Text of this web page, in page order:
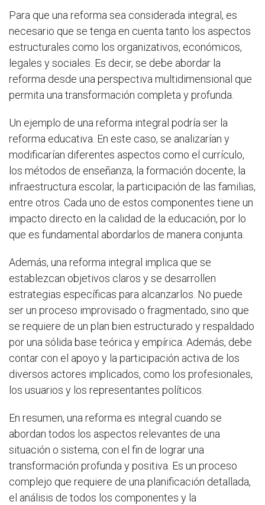
Para que una reforma sea considerada integral, es
necesario que se tenga en cuenta tanto los aspectos
estructurales como los organizativos, económicos,
legales y sociales. Es decir, se debe abordar la
reforma desde una perspectiva multidimensional que
permita una transformación completa y profunda.
Un ejemplo de una reforma integral podría ser la
reforma educativa. En este caso, se analizarían y
modificarían diferentes aspectos como el currículo,
los métodos de enseñanza, la formación docente, la
infraestructura escolar, la participación de las familias,
entre otros. Cada uno de estos componentes tiene un
impacto directo en la calidad de la educación, por lo
que es fundamental abordarlos de manera conjunta.
Además, una reforma integral implica que se
establezcan objetivos claros y se desarrollen
estrategias específicas para alcanzarlos. No puede
ser un proceso improvisado o fragmentado, sino que
se requiere de un plan bien estructurado y respaldado
por una sólida base teórica y empírica. Además, debe
contar con el apoyo y la participación activa de los
diversos actores implicados, como los profesionales,
los usuarios y los representantes políticos.
En resumen, una reforma es integral cuando se
abordan todos los aspectos relevantes de una
situación o sistema, con el fin de lograr una
transformación profunda y positiva. Es un proceso
complejo que requiere de una planificación detallada,
el análisis de todos los componentes y la